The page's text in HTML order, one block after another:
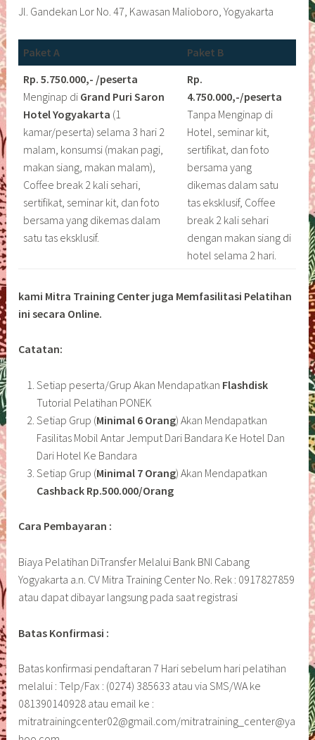
Jl. Gandekan Lor No. 47, Kawasan Malioboro, Yogyakarta
Paket A
Paket B
Rp. 5.750.000,- /peserta
Menginap di Grand Puri Saron
Hotel Yogyakarta (1
kamar/peserta) selama 3 hari 2
malam, konsumsi (makan pagi,
makan siang, makan malam),
Coffee break 2 kali sehari,
sertifikat, seminar kit, dan foto
bersama yang dikemas dalam
satu tas eksklusif.
Rp.
4.750.000,-/peserta
Tanpa Menginap di
Hotel, seminar kit,
sertifikat, dan foto
bersama yang
dikemas dalam satu
tas eksklusif, Coffee
break 2 kali sehari
dengan makan siang di
hotel selama 2 hari.
kami Mitra Training Center juga Memfasilitasi Pelatihan
ini secara Online.
Catatan:
Setiap peserta/Grup Akan Mendapatkan Flashdisk
Tutorial Pelatihan PONEK
Setiap Grup (Minimal 6 Orang) Akan Mendapatkan
Fasilitas Mobil Antar Jemput Dari Bandara Ke Hotel Dan
Dari Hotel Ke Bandara
Setiap Grup (Minimal 7 Orang) Akan Mendapatkan
Cashback Rp.500.000/Orang
Cara Pembayaran :
Biaya Pelatihan DiTransfer Melalui Bank BNI Cabang
Yogyakarta a.n. CV Mitra Training Center No. Rek : 0917827859
atau dapat dibayar langsung pada saat registrasi
Batas Konfirmasi :
Batas konfirmasi pendaftaran 7 Hari sebelum hari pelatihan
melalui : Telp/Fax : (0274) 385633 atau via SMS/WA ke
081390140928 atau email ke :
mitratrainingcenter02@gmail.com/mitratraining_center@ya